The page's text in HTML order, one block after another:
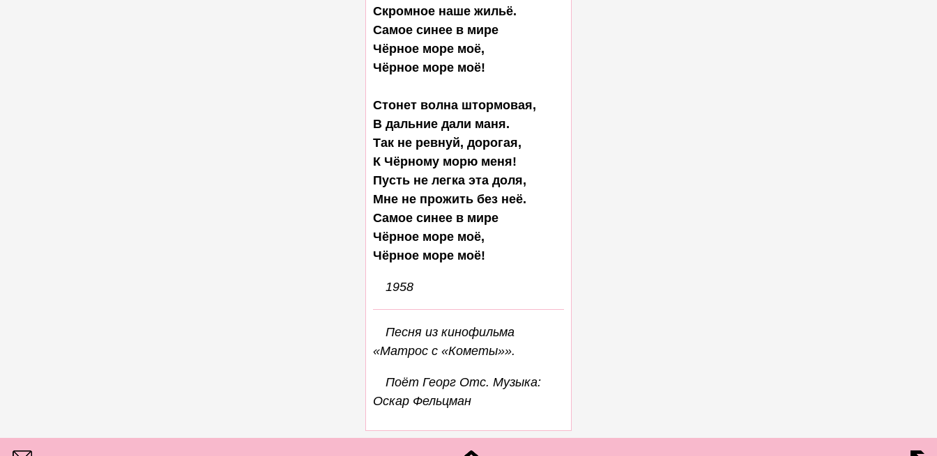
Скромное наше жильё.
Самое синее в мире
Чёрное море моё,
Чёрное море моё!
Стонет волна штормовая,
В дальние дали маня.
Так не ревнуй, дорогая,
К Чёрному морю меня!
Пусть не легка эта доля,
Мне не прожить без неё.
Самое синее в мире
Чёрное море моё,
1958
Песня из кинофильма
«Матрос с «Кометы»».
Поёт Георг Отс. Музыка:
Оскар Фельцман